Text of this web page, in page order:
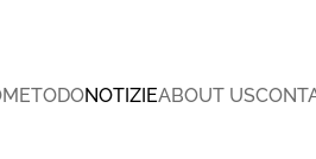
METODONOTIZIEABOUT US